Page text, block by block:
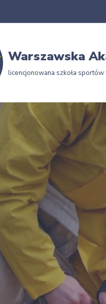
Warszawska
licencjonowana szkoła sportów